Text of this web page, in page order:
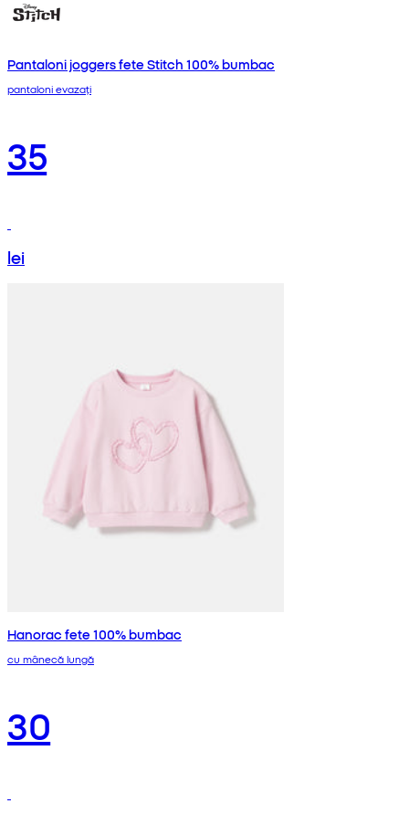
Pantaloni joggers fete Stitch 100% bumbac
pantaloni evazați
35
lei
Hanorac fete 100% bumbac
cu mânecă lungă
30